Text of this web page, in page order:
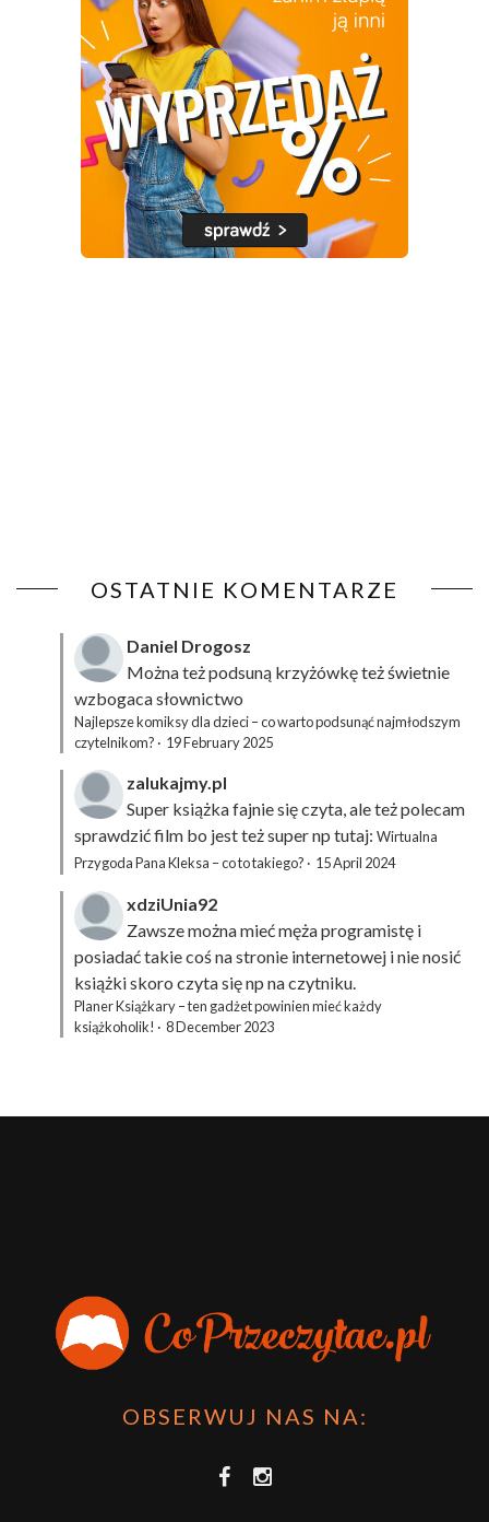
OSTATNIE KOMENTARZE
Daniel Drogosz
Można też podsuną krzyżówkęteż świetnie
wzbogaca słownictwo
Najlepsze komiksy dla dzieci – co warto podsunąć najmłodszym
czytelnikom? · 19 February 2025
zalukajmy.pl
Super książka fajnie się czyta, ale też polecam
sprawdzić film bo jest też super np tutaj: Wirtualna
Przygoda Pana Kleksa – co to takiego? · 15 April 2024
xdziUnia92
Zawsze można mieć męża programistę i
posiadać takie coś na stronie internetowej i nie nosić
książki skoro czyta się np na czytniku.
Planer Książkary – ten gadżet powinien mieć każdy
książkoholik! · 8 December 2023
OBSERWUJ NAS NA: